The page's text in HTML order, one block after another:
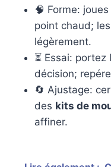
🧠 Forme:
point chaud;
légèrement.
⏳ Essai: portez
décision;
🔄 Ajustage:
des kits de
affiner.